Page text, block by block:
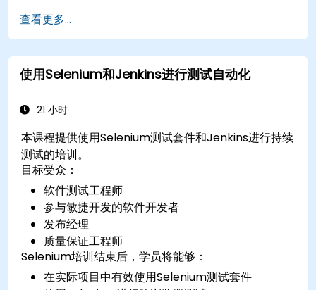
查看更多...
使用Selenium和Jenkins进行测试自动化
21 小时
本课程提供使用Selenium测试套件和Jenkins进行持续
测试的培训。
目标受众：
软件测试工程师
参与敏捷开发的软件开发者
发布经理
质量保证工程师
Selenium培训结束后，学员将能够：
在实际项目中有效使用Selenium测试套件